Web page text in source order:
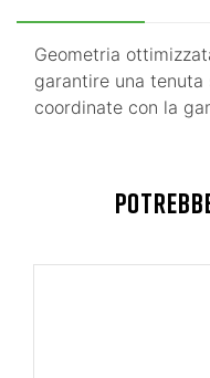
Geometria
garantire una
coordinate con la